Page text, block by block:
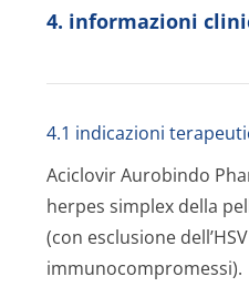
4. informazioni
4.1 indicazioni
Aciclovir Aurobindo
herpes simplex della
(con esclusione
immunocompromessi).